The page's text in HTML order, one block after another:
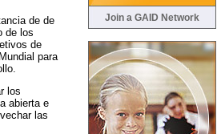
de de
de los
de
para
los
abierta e
las
Join a GAID Network